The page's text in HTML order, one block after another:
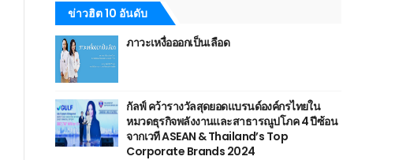
ข่าวฮิต 10 อันดับ
ภาวะเหงื่อออกเป็นเลือด
กัลฟ์ คว้ารางวัลสุดยอดแบรนด์องค์กรไทยใน
หมวดธุรกิจพลังงานและสาธารณูปโภค 4 ปีซ้อน
จากเวที ASEAN & Thailand’s Top
Corporate Brands 2024